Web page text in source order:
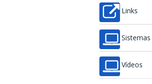
Links
Sistemas
Vídeos